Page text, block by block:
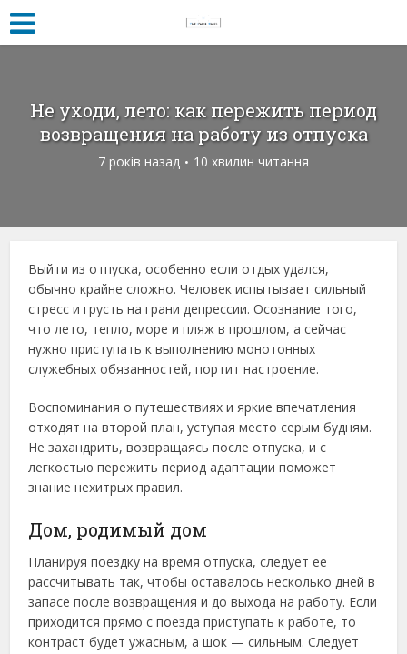
Не уходи, лето: как пережить период
возвращения на работу из отпуска
7 років назад 10 хвилин читання
Выйти из отпуска, особенно если отдых удался,
обычно крайне сложно. Человек испытывает сильный
стресс и грусть на грани депрессии. Осознание того,
что лето, тепло, море и пляж в прошлом, а сейчас
нужно приступать к выполнению монотонных
служебных обязанностей, портит настроение.
Воспоминания о путешествиях и яркие впечатления
отходят на второй план, уступая место серым будням.
Не захандрить, возвращаясь после отпуска, и с
легкостью пережить период адаптации поможет
знание нехитрых правил.
Дом, родимый дом
Планируя поездку на время отпуска, следует ее
рассчитывать так, чтобы оставалось несколько дней в
запасе после возвращения и до выхода на работу. Если
приходится прямо с поезда приступать к работе, то
контраст будет ужасным, а шок — сильным. Следует